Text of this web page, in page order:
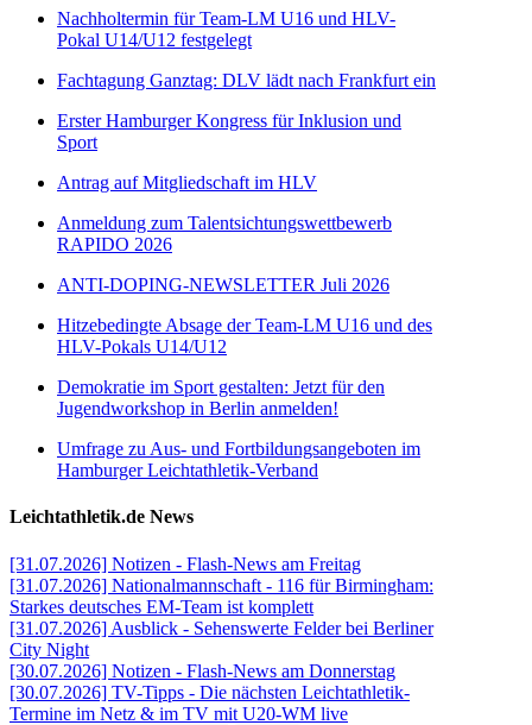
Nachholtermin für Team-LM U16 und HLV-
Pokal U14/U12 festgelegt
Fachtagung Ganztag: DLV lädt nach Frankfurt ein
Erster Hamburger Kongress für Inklusion und
Sport
Antrag auf Mitgliedschaft im HLV
Anmeldung zum Talentsichtungswettbewerb
RAPIDO 2026
ANTI-DOPING-NEWSLETTER Juli 2026
Hitzebedingte Absage der Team-LM U16 und des
HLV-Pokals U14/U12
Demokratie im Sport gestalten: Jetzt für den
Jugendworkshop in Berlin anmelden!
Umfrage zu Aus- und Fortbildungsangeboten im
Hamburger Leichtathletik-Verband
Leichtathletik.de News
[31.07.2026] Notizen - Flash-News am Freitag
[31.07.2026] Nationalmannschaft - 116 für Birmingham:
Starkes deutsches EM-Team ist komplett
[31.07.2026] Ausblick - Sehenswerte Felder bei Berliner
City Night
[30.07.2026] Notizen - Flash-News am Donnerstag
[30.07.2026] TV-Tipps - Die nächsten Leichtathletik-
Termine im Netz & im TV mit U20-WM live